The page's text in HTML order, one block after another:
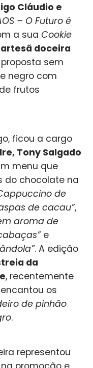
Cláudio e
– O Futuro é
a suaCookie
artesã doceira
sem
negro com
frutos
ficou a cargo
Tony Salgado
menu que
do chocolate na
de
de cacau”,
aroma de
e
. A edição
da
, recentemente
os
de pinhão
.
representou